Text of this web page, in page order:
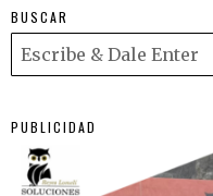
BUSCAR
PUBLICIDAD